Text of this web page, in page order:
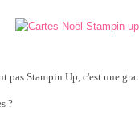
pas Stampin Up, c'est une
?